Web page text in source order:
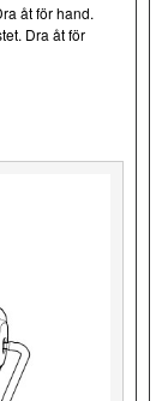
åt för hand.
Dra åt för